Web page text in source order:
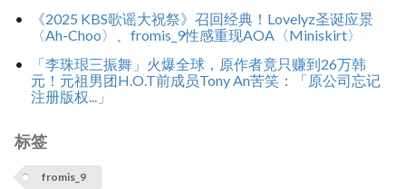
《2025 KBS歌谣大祝祭》召回经典！Lovelyz圣诞应景
〈Ah-Choo〉、fromis_9性感重现AOA〈Miniskirt〉
「李珠珢三振舞」火爆全球，原作者竟只赚到26万韩
元！元祖男团H.O.T前成员Tony An苦笑：「原公司忘记
注册版权...」
标签
fromis_9